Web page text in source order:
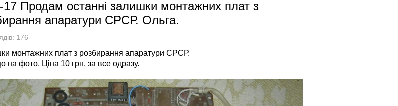
Продам останні залишки монтажних плат з
апаратури СРСР. Ольга.
176
монтажних плат з розбирання апаратури СРСР.
на фото. Ціна 10 грн. за все одразу.